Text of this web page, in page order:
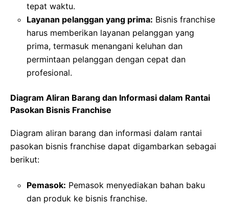
tepat waktu.
Layanan pelanggan yang prima: Bisnis franchise
harus memberikan layanan pelanggan yang
prima, termasuk menangani keluhan dan
permintaan pelanggan dengan cepat dan
profesional.
Diagram Aliran Barang dan Informasi dalam Rantai
Pasokan Bisnis Franchise
Diagram aliran barang dan informasi dalam rantai
pasokan bisnis franchise dapat digambarkan sebagai
berikut:
Pemasok: Pemasok menyediakan bahan baku
dan produk ke bisnis franchise.